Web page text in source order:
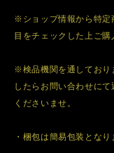
※ショップ情報から特定
目をチェックした上ご購
※検品機関を通しており
したらお問い合わせに
くださいませ。
・梱包は簡易包装とな